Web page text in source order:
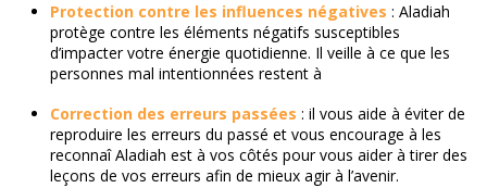
Protection contre les influences négatives : Aladiah
protège contre les éléments négatifs susceptibles
d’impacter votre énergie quotidienne. Il veille à ce que les
personnes mal intentionnées restent à
Correction des erreurs passées : il vous aide à éviter de
reproduire les erreurs du passé et vous encourage à les
reconnaî Aladiah est à vos côtés pour vous aider à tirer des
leçons de vos erreurs afin de mieux agir à l’avenir.